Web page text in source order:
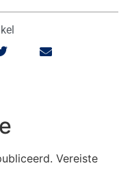
Vereiste